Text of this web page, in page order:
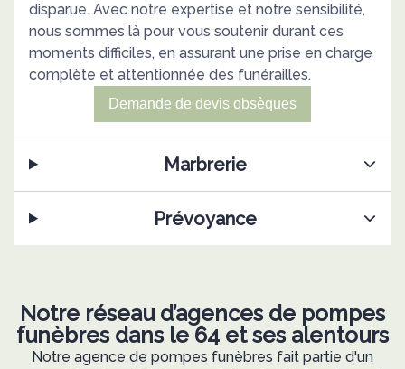
disparue. Avec notre expertise et notre sensibilité,
nous sommes là pour vous soutenir durant ces
moments difficiles, en assurant une prise en charge
complète et attentionnée des funérailles.
Demande de devis obsèques
Marbrerie
Prévoyance
Notre réseau d’agences de pompes
funèbres dans le 64 et ses alentours
Notre agence de pompes funèbres fait partie d'un